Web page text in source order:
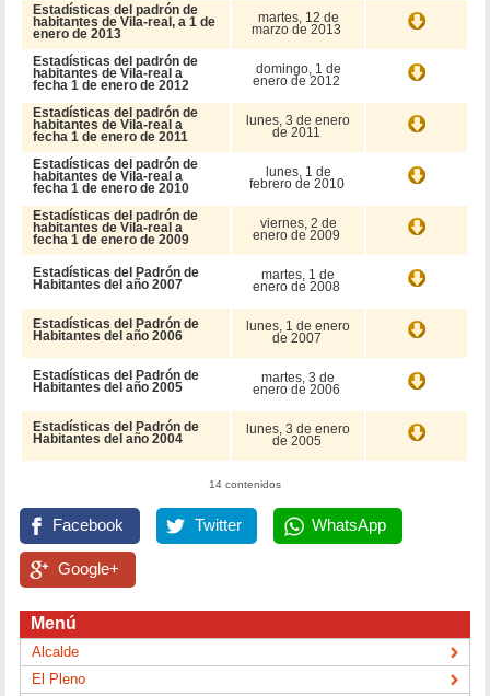
Estadísticas del padrón de
habitantes de Vila-real, a 1 de
enero de 2013
martes, 12 de
marzo de 2013
Estadísticas del padrón de
habitantes de Vila-real a
fecha 1 de enero de 2012
domingo, 1 de
enero de 2012
Estadísticas del padrón de
habitantes de Vila-real a
fecha 1 de enero de 2011
lunes, 3 de enero
de 2011
Estadísticas del padrón de
habitantes de Vila-real a
fecha 1 de enero de 2010
lunes, 1 de
febrero de 2010
Estadísticas del padrón de
habitantes de Vila-real a
fecha 1 de enero de 2009
viernes, 2 de
enero de 2009
Estadísticas del Padrón de
Habitantes del año 2007
martes, 1 de
enero de 2008
Estadísticas del Padrón de
Habitantes del año 2006
lunes, 1 de enero
de 2007
Estadísticas del Padrón de
Habitantes del año 2005
martes, 3 de
enero de 2006
Estadísticas del Padrón de
Habitantes del año 2004
lunes, 3 de enero
de 2005
14 contenidos
Facebook Twitter WhatsApp
Google+
Menú
Alcalde
El Pleno